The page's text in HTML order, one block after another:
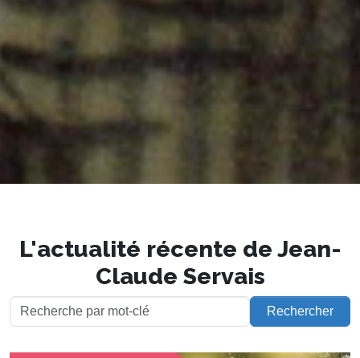
L'actualité récente de Jean-
Claude Servais
Rechercher